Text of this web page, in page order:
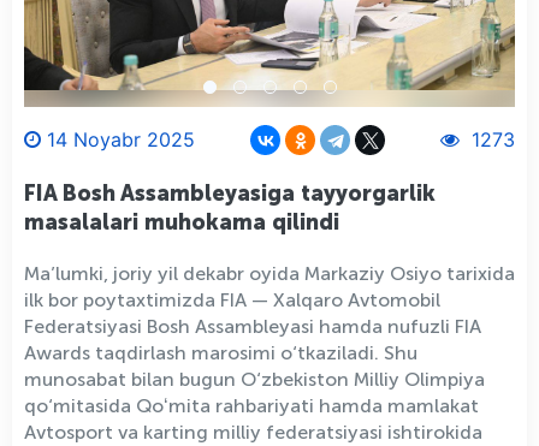
14 Noyabr 2025 1273
FIA Bosh Assambleyasiga tayyorgarlik
masalalari muhokama qilindi
Ma’lumki, joriy yil dekabr oyida Markaziy Osiyo tarixida
ilk bor poytaxtimizda FIA — Xalqaro Avtomobil
Federatsiyasi Bosh Assambleyasi hamda nufuzli FIA
Awards taqdirlash marosimi o‘tkaziladi. Shu
munosabat bilan bugun O‘zbekiston Milliy Olimpiya
qo‘mitasida Qoʻmita rahbariyati hamda mamlakat
Avtosport va karting milliy federatsiyasi ishtirokida